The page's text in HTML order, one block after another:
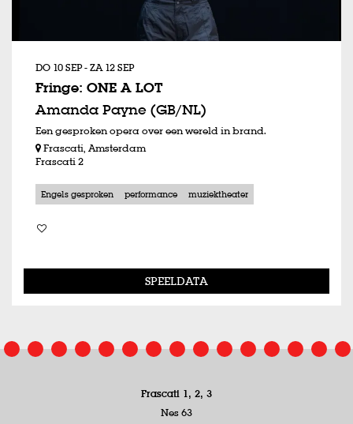
Fringe: ONE A LOT
Amanda Payne (GB/NL)
DO 10 SEP-ZA 12 SEP
Een gesproken opera over een wereld in brand.
Frascati, Amsterdam
Frascati 2
Engels gesproken performance muziektheater
SPEELDATA
Frascati 1, 2, 3
Nes 63